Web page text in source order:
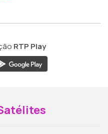
RTP Play